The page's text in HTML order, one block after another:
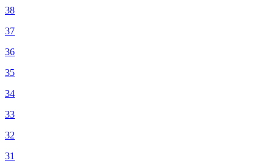
38
37
36
35
34
33
32
31